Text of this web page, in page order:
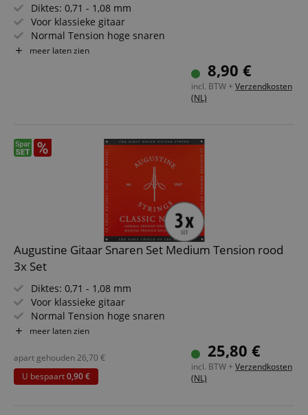
Diktes: 0,71 - 1,08 mm
Voor klassieke gitaar
Normal Tension hoge snaren
Medium Tension lage snaren
meer laten zien
8,90 €
incl. BTW + Verzendkosten
(NL)
Augustine Gitaar Snaren Set Medium Tension rood
3x Set
Diktes: 0,71 - 1,08 mm
Voor klassieke gitaar
Normal Tension hoge snaren
Medium Tension lage snaren
3 sets in voordelige bundel
meer laten zien
25,80 €
incl. BTW + Verzendkosten
(NL)
apart gehouden26,70 €
U bespaart0,90 €